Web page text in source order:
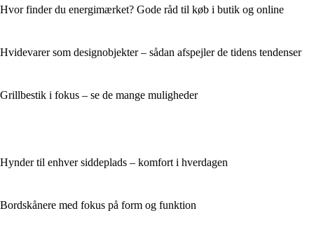
Hvor finder du energimærket? Gode råd til køb i butik og online
Hvidevarer som designobjekter – sådan afspejler de tidens tendenser
Grillbestik i fokus – se de mange muligheder
Hynder til enhver siddeplads – komfort i hverdagen
Bordskånere med fokus på form og funktion